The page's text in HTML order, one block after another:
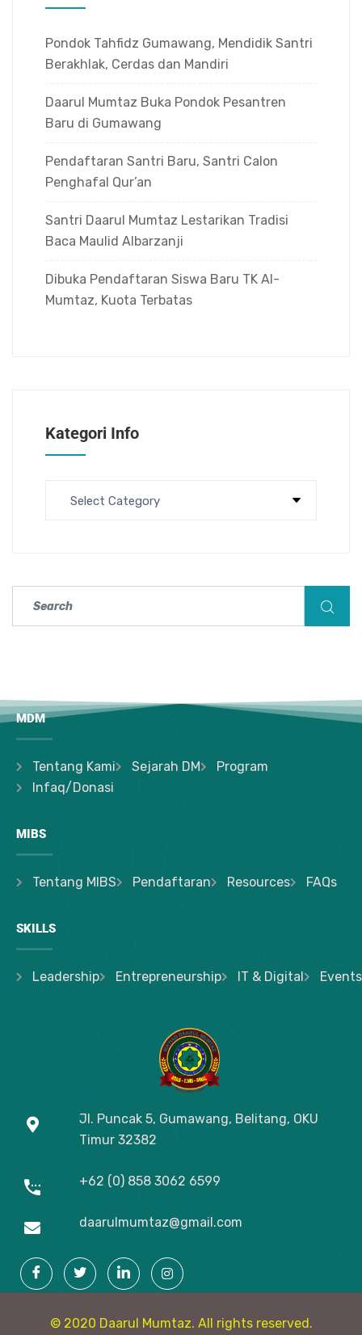
Pondok Tahfidz Gumawang, Mendidik Santri
Berakhlak, Cerdas dan Mandiri
Daarul Mumtaz Buka Pondok Pesantren
Baru di Gumawang
Pendaftaran Santri Baru, Santri Calon
Penghafal Qur’an
Santri Daarul Mumtaz Lestarikan Tradisi
Baca Maulid Albarzanji
Dibuka Pendaftaran Siswa Baru TK Al-
Mumtaz, Kuota Terbatas
Kategori Info
MDM
Tentang Kami Sejarah DM
Program
Infaq/Donasi
MIBS
Tentang MIBS Pendaftaran Resources FAQs
SKILLS
Leadership Entrepreneurship IT & Digital Events
Jl. Puncak 5, Gumawang, Belitang, OKU
Timur 32382
+62 (0) 858 3062 6599
daarulmumtaz@gmail.com
© 2020 Daarul Mumtaz. All rights reserved.